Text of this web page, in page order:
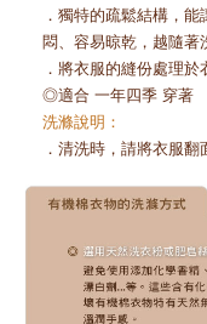
．獨特的疏鬆結構，
悶、容易晾乾，越隨著
．將衣服的縫份處理於
◎適合 一年四季 穿著
洗滌說明：
．清洗時，請將衣服翻